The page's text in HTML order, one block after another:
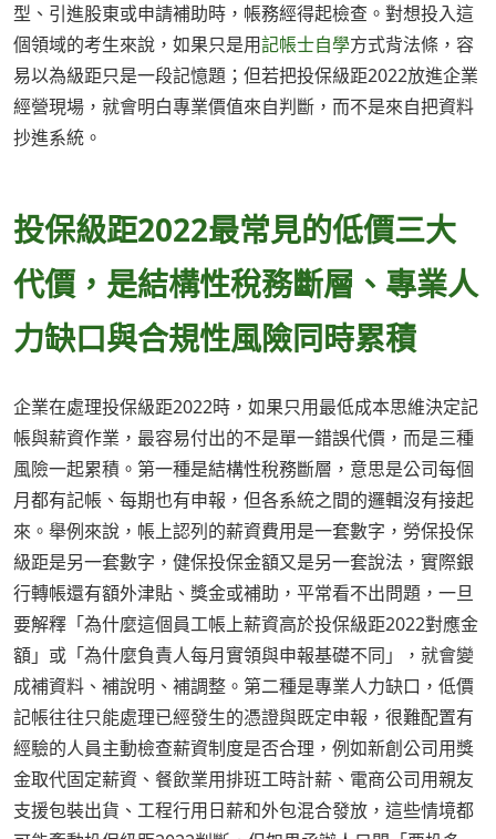
型、引進股東或申請補助時，帳務經得起檢查。對想投入這
個領域的考生來說，如果只是用記帳士自學方式背法條，容
易以為級距只是一段記憶題；但若把投保級距2022放進企業
經營現場，就會明白專業價值來自判斷，而不是來自把資料
抄進系統。
投保級距2022最常見的低價三大
代價，是結構性稅務斷層、專業人
力缺口與合規性風險同時累積
企業在處理投保級距2022時，如果只用最低成本思維決定記
帳與薪資作業，最容易付出的不是單一錯誤代價，而是三種
風險一起累積。第一種是結構性稅務斷層，意思是公司每個
月都有記帳、每期也有申報，但各系統之間的邏輯沒有接起
來。舉例來說，帳上認列的薪資費用是一套數字，勞保投保
級距是另一套數字，健保投保金額又是另一套說法，實際銀
行轉帳還有額外津貼、獎金或補助，平常看不出問題，一旦
要解釋「為什麼這個員工帳上薪資高於投保級距2022對應金
額」或「為什麼負責人每月實領與申報基礎不同」，就會變
成補資料、補說明、補調整。第二種是專業人力缺口，低價
記帳往往只能處理已經發生的憑證與既定申報，很難配置有
經驗的人員主動檢查薪資制度是否合理，例如新創公司用獎
金取代固定薪資、餐飲業用排班工時計薪、電商公司用親友
支援包裝出貨、工程行用日薪和外包混合發放，這些情境都